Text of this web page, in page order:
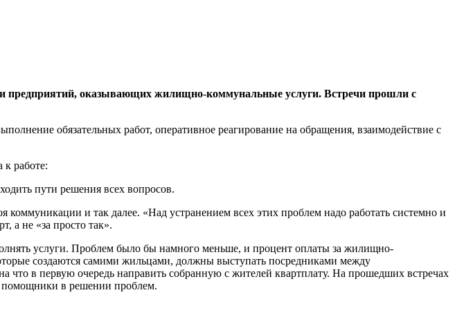
предприятий, оказывающих жилищно-коммунальные услуги. Встречи прошли с
обязательных работ, оперативное реагирование на обращения, взаимодействие с
работе:
пути решения всех вопросов.
и так далее. «Над устранением всех этих проблем надо работать системно и
а не «за просто так».
услуги. Проблем было бы намного меньше, и процент оплаты за жилищно-
создаются самими жильцами, должны выступать посредниками между
в первую очередь направить собранную с жителей квартплату. На прошедших встречах
помощники в решении проблем.